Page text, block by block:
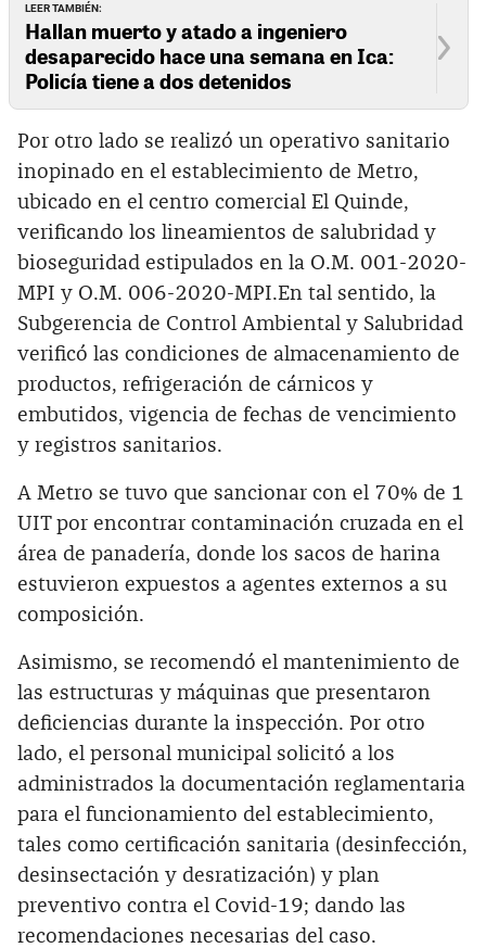
LEER TAMBIÉN:
Hallan muerto y atado a ingeniero
desaparecido hace una semana en Ica:
Policía tiene a dos detenidos
Por otro lado se realizó un operativo sanitario
inopinado en el establecimiento de Metro,
ubicado en el centro comercial El Quinde,
verificando los lineamientos de salubridad y
bioseguridad estipulados en la O.M. 001-2020-
MPI y O.M. 006-2020-MPI.En tal sentido, la
Subgerencia de Control Ambiental y Salubridad
verificó las condiciones de almacenamiento de
productos, refrigeración de cárnicos y
embutidos, vigencia de fechas de vencimiento
y registros sanitarios.
A Metro se tuvo que sancionar con el 70% de 1
UIT por encontrar contaminación cruzada en el
área de panadería, donde los sacos de harina
estuvieron expuestos a agentes externos a su
composición.
Asimismo, se recomendó el mantenimiento de
las estructuras y máquinas que presentaron
deficiencias durante la inspección. Por otro
lado, el personal municipal solicitó a los
administrados la documentación reglamentaria
para el funcionamiento del establecimiento,
tales como certificación sanitaria (desinfección,
desinsectación y desratización) y plan
preventivo contra el Covid-19; dando las
recomendaciones necesarias del caso.